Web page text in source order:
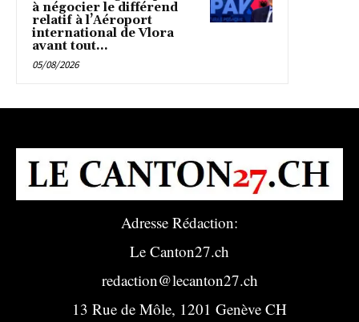
à négocier le différend
relatif à l’Aéroport
international de Vlora
avant tout...
05/08/2026
Adresse Rédaction:
Le Canton27.ch
redaction@lecanton27.ch
13 Rue de Môle, 1201 Genève CH